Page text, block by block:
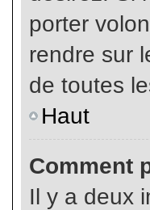
porter
rendre sur
de toutes
Haut
Comment
Il y a deux